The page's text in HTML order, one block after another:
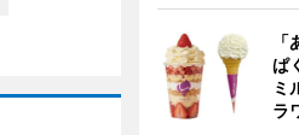
ぱ
ミ
ラ